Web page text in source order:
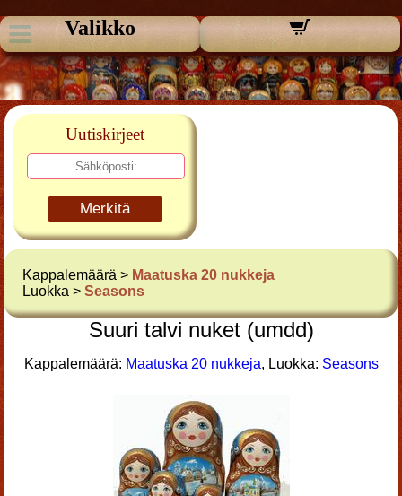
Valikko
Uutiskirjeet
Merkitä
Kappalemäärä > Maatuska 20 nukkeja
Luokka > Seasons
Suuri talvi nuket (umdd)
Kappalemäärä: Maatuska 20 nukkeja, Luokka: Seasons